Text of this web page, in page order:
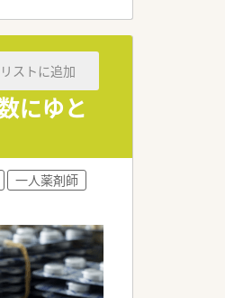
にゆと
ストに追加
一人薬剤師